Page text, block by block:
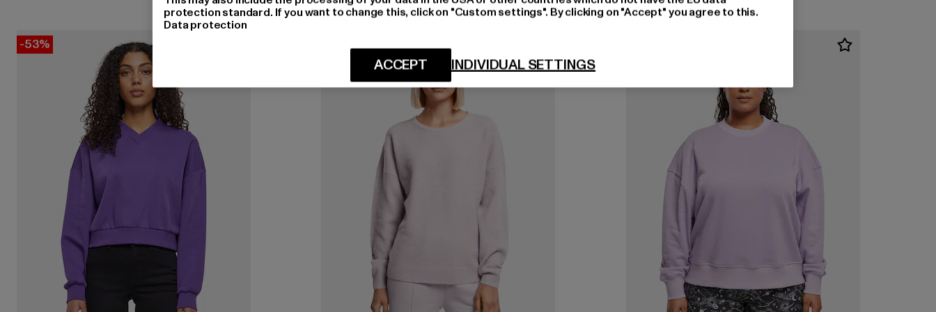
-53% -34%
protection standard. If you want to change this, click on "Custom settings". By clicking on "Accept" you agree to this.
Data protection
INDIVIDUAL SETTINGS
ACCEPT